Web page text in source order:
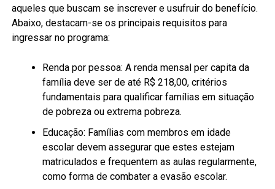
aqueles que buscam se inscrever e usufruir do benefício.
Abaixo, destacam-se os principais requisitos para
ingressar no programa:
Renda por pessoa: A renda mensal per capita da
família deve ser de até R$ 218,00, critérios
fundamentais para qualificar famílias em situação
de pobreza ou extrema pobreza.
Educação: Famílias com membros em idade
escolar devem assegurar que estes estejam
matriculados e frequentem as aulas regularmente,
como forma de combater a evasão escolar.